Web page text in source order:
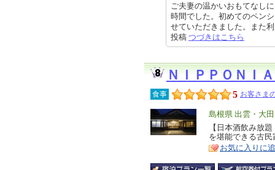
ご夫妻の温かいおもてなし
時間でした。初めてのペン
せていただきました。また
投稿 つづきはこちら
ＮＩＰＰＯＮＩ
食事 5 お客さま
エ
リ
ア
島根県 出雲・大
特
徴
【日本酒飲み放
を堪能できる古民
お気に入りに